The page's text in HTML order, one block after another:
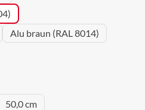
Alu braun (RAL 8014)
50,0 cm